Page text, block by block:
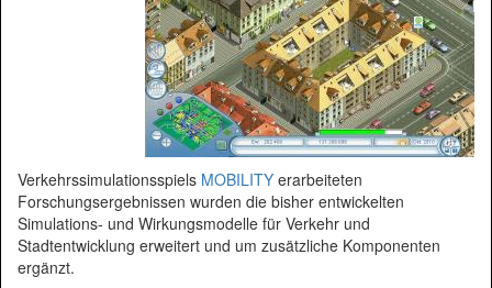
Verkehrssimulationsspiels MOBILITY erarbeiteten
Forschungsergebnissen wurden die bisher entwickelten
Simulations- und Wirkungsmodelle für Verkehr und
Stadtentwicklung erweitert und um zusätzliche Komponenten
ergänzt.